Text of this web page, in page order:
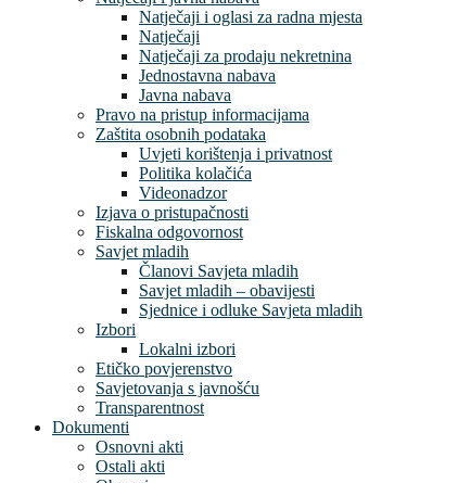
Natječaji i oglasi za radna mjesta
Natječaji
Natječaji za prodaju nekretnina
Jednostavna nabava
Javna nabava
Pravo na pristup informacijama
Zaštita osobnih podataka
Uvjeti korištenja i privatnost
Politika kolačića
Videonadzor
Izjava o pristupačnosti
Fiskalna odgovornost
Savjet mladih
Članovi Savjeta mladih
Savjet mladih – obavijesti
Sjednice i odluke Savjeta mladih
Izbori
Lokalni izbori
Etičko povjerenstvo
Savjetovanja s javnošću
Transparentnost
Dokumenti
Osnovni akti
Ostali akti